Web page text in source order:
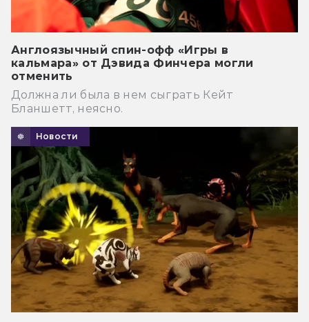
Англоязычный спин-офф «Игры в
кальмара» от Дэвида Финчера могли
отменить
Должна ли была в нем сыграть Кейт
Бланшетт, неясно.
Новости